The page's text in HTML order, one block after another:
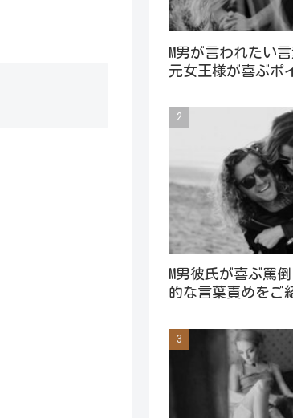
M男が言われたい
元女王様が喜ぶポ
M男彼氏が喜ぶ罵
的な言葉責めをご